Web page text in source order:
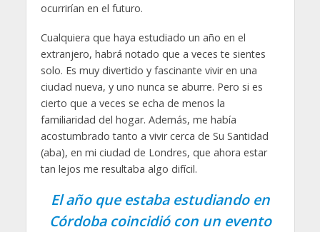
ocurrirían en el futuro.
Cualquiera que haya estudiado un año en el
extranjero, habrá notado que a veces te sientes
solo. Es muy divertido y fascinante vivir en una
ciudad nueva, y uno nunca se aburre. Pero si es
cierto que a veces se echa de menos la
familiaridad del hogar. Además, me había
acostumbrado tanto a vivir cerca de Su Santidad
(aba), en mi ciudad de Londres, que ahora estar
tan lejos me resultaba algo difícil.
El año que estaba estudiando en
Córdoba coincidió con un evento